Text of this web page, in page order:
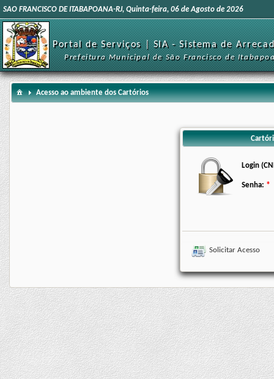
SAO FRANCISCO DE ITABAPOANA-RJ, Quinta-feira, 06 de Agosto de 2026
Portal de Serviços | SIA - Sistema de
Prefeitura Municipal de São Francisco de
Acesso ao ambiente dos Cartórios
Login
Senha:
Solicitar Acesso